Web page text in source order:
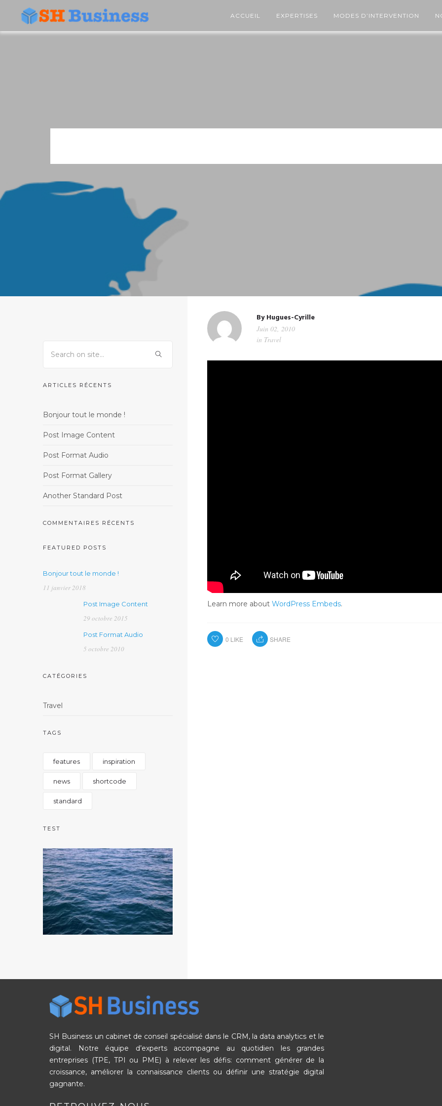
ACCUEIL EXPERTISES MODES D’INTERVENTION
ARTICLES RÉCENTS
Bonjour tout le monde !
Post Image Content
Post Format Audio
Post Format Gallery
Another Standard Post
COMMENTAIRES RÉCENTS
FEATURED POSTS
Bonjour tout le monde !
11 janvier 2018
Post Image Content
29 octobre 2015
Post Format Audio
5 octobre 2010
CATÉGORIES
Travel
TAGS
features inspiration
news shortcode
standard
TEST
ByHugues-Cyrille
Juin 02, 2010
in Travel
Learn more about WordPress Embeds.
0 LIKE SHARE
SH Business un cabinet de conseil spécialisé dans le CRM, la data analytics et le
digital. Notre équipe d’experts accompagne au quotidien les grandes
entreprises (TPE, TPI ou PME) à relever les défis: comment générer de la
croissance, améliorer la connaissance clients ou définir une stratégie digital
gagnante.